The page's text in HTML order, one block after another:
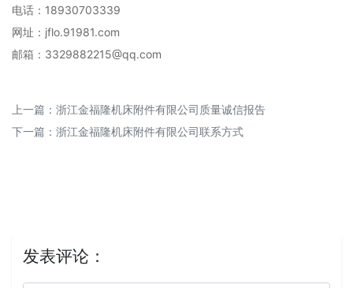
电话：18930703339
网址：jflo.91981.com
邮箱：3329882215@qq.com
上一篇： 浙江金福隆机床附件有限公司质量诚信报告
下一篇： 浙江金福隆机床附件有限公司联系方式
发表评论：